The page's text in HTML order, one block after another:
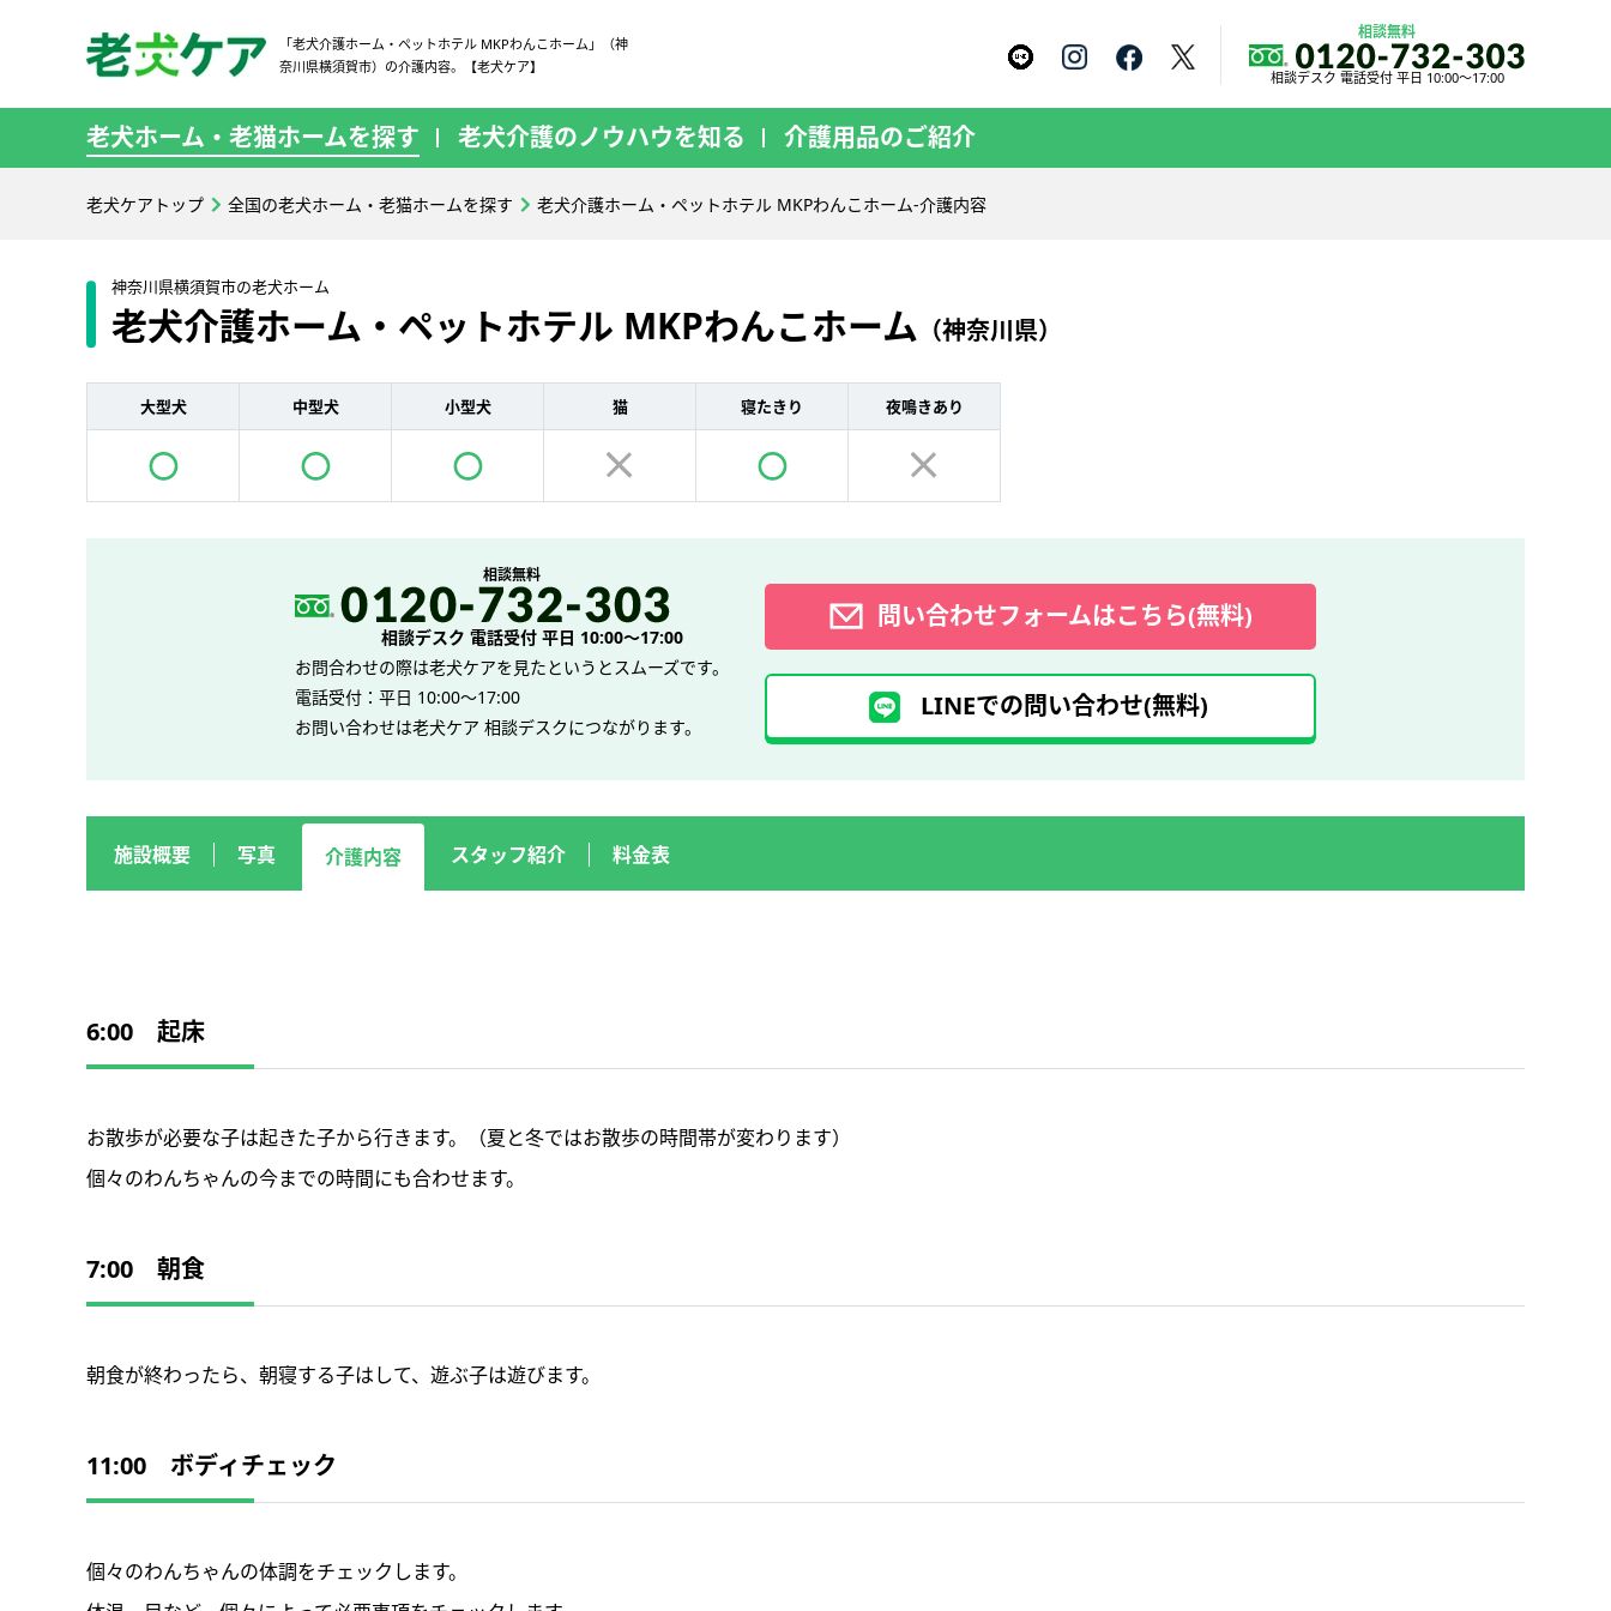
「老犬介護ホーム・ペットホテル MKPわんこホーム」（神
奈川県横須賀市）の介護内容。【老犬ケア】
相談無料
相談デスク 電話受付 平日 10:00～17:00
老犬ホーム・老猫ホームを探す 老犬介護のノウハウを知る 介護用品のご紹介
老犬ケアトップ 全国の老犬ホーム・老猫ホームを探す 老犬介護ホーム・ペットホテル MKPわんこホーム-介護内容
神奈川県横須賀市の老犬ホーム
老犬介護ホーム・ペットホテル MKPわんこホーム （神奈川県）
大型犬 中型犬 小型犬 猫 寝たきり 夜鳴きあり
問い合わせフォームはこちら(無料)
LINEでの問い合わせ(無料)
相談無料
相談デスク 電話受付 平日 10:00～17:00
お問合わせの際は老犬ケアを見たというとスムーズです。
電話受付：平日 10:00～17:00
お問い合わせは老犬ケア 相談デスクにつながります。
施設概要 写真 介護内容 スタッフ紹介 料金表
6:00 起床
お散歩が必要な子は起きた子から行きます。（夏と冬ではお散歩の時間帯が変わります）
個々のわんちゃんの今までの時間にも合わせます。
7:00 朝食
朝食が終わったら、朝寝する子はして、遊ぶ子は遊びます。
11:00 ボディチェック
個々のわんちゃんの体調をチェックします。